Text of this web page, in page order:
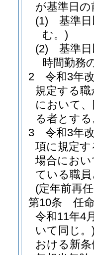
が基準日
(1)
基準
む。)
(2)
基準
時間勤務
2
令和3年
規定する
において
る者とす
3
令和3年
項に規定
場合にお
ている職
(定年前再
第10条
任
令和11年4
いて同じ。
おける新